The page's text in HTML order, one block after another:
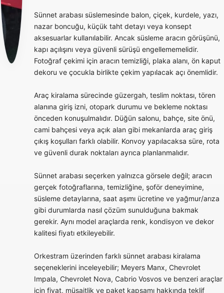
Sünnet arabası süslemesinde balon, çiçek, kurdele, yazı,
nazar boncuğu, küçük taht detayı veya konsept
aksesuarlar kullanılabilir. Ancak süsleme aracın görüşünü,
kapı açılışını veya güvenli sürüşü engellememelidir.
Fotoğraf çekimi için aracın temizliği, plaka alanı, ön kaput
dekoru ve çocukla birlikte çekim yapılacak açı önemlidir.
Araç kiralama sürecinde güzergah, teslim noktası, tören
alanına giriş izni, otopark durumu ve bekleme noktası
önceden konuşulmalıdır. Düğün salonu, bahçe, site önü,
cami bahçesi veya açık alan gibi mekanlarda araç giriş
çıkış koşulları farklı olabilir. Konvoy yapılacaksa süre, rota
ve güvenli durak noktaları ayrıca planlanmalıdır.
Sünnet arabası seçerken yalnızca görsele değil; aracın
gerçek fotoğraflarına, temizliğine, şoför deneyimine,
süsleme detaylarına, saat aşımı ücretine ve yağmur/arıza
gibi durumlarda nasıl çözüm sunulduğuna bakmak
gerekir. Aynı model araçlarda renk, kondisyon ve dekor
kalitesi fiyatı etkileyebilir.
Orkestram üzerinden farklı sünnet arabası kiralama
seçeneklerini inceleyebilir; Meyers Manx, Chevrolet
Impala, Chevrolet Nova, Cabrio Vosvos ve benzeri araçlar
için fiyat, müsaitlik ve paket kapsamı hakkında teklif